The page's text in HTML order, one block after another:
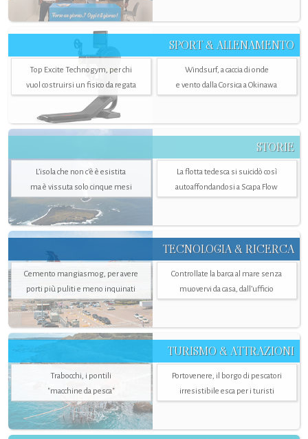
SPORT & ALLENAMENTO
Top Excite Technogym, per chi
vuol costruirsi un fisico da regata
Windsurf, a caccia di onde
e vento dalla Corsica a Okinawa
STORIE
L’isola che non c'è è esistita
ma è vissuta solo cinque mesi
La flotta tedesca si suicidò così
autoaffondandosi a Scapa Flow
TECNOLOGIA & RICERCA
Cemento mangiasmog, per avere
porti più puliti e meno inquinati
Controllate la barca al mare senza
muovervi da casa, dall’ufficio
TURISMO & ATTRAZIONI
Trabocchi, i pontili
"macchine da pesca"
Portovenere, il borgo di pescatori
irresistibile esca per i turisti